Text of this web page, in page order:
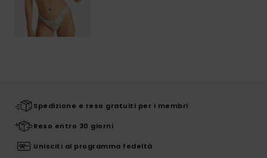
Spedizione e reso gratuiti per i membri
Reso entro 30 giorni
Unisciti al programma fedeltà